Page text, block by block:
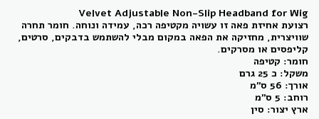
Velvet Adjustable Non-Slip Headband for Wig
רצועת אחיזת פאה זו עשויה מקטיפה רכה, עמידה ונוחה. חומר תחרה
שוויצרית, מחזיקה את הפאה במקום מבלי להשתמש בדבקים, סרטים,
קליפסים או מסרקים.
חומר: קטיפה
משקל: כ 25 גרם
אורך: 56 ס"מ
רוחב: 5 ס"מ
ארץ יצור: סין